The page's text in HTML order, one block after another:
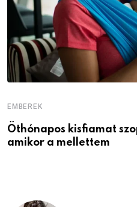
EMBEREK
Öthónapos kisfiamat
amikor a mellettem